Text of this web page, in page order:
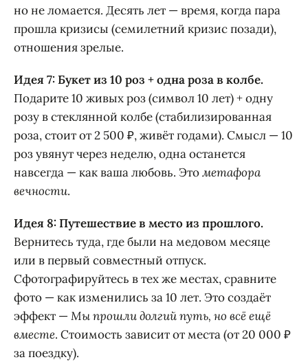
но не ломается. Десять лет — время, когда пара
прошла кризисы (семилетний кризис позади),
отношения зрелые.
Идея 7: Букет из 10 роз + одна роза в колбе.
Подарите 10 живых роз (символ 10 лет) + одну
розу в стеклянной колбе (стабилизированная
роза, стоит от 2 500 ₽, живёт годами). Смысл — 10
роз увянут через неделю, одна останется
навсегда — как ваша любовь. Этометафора
вечности.
Идея 8: Путешествие в место из прошлого.
Вернитесь туда, где были на медовом месяце
или в первый совместный отпуск.
Сфотографируйтесь в тех же местах, сравните
фото — как изменились за 10 лет. Это создаёт
эффект —Мы прошли долгий путь, но всё ещё
вместе. Стоимость зависит от места (от 20 000 ₽
за поездку).